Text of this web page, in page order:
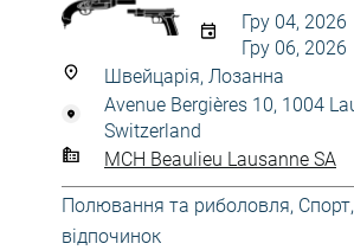
Гру 04, 2026
Гру 06, 2026
Швейцарія, Лозанна
Avenue Bergières 10, 1004
Switzerland
MCH Beaulieu Lausanne SA
Полювання та риболовля,
відпочинок